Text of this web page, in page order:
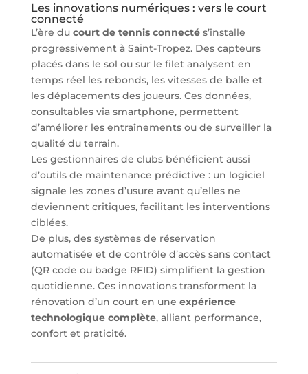
Les innovations numériques : vers le court
connecté
L’ère du court de tennis connectés’installe
progressivement à Saint-Tropez. Des capteurs
placés dans le sol ou sur le filet analysent en
temps réel les rebonds, les vitesses de balle et
les déplacements des joueurs. Ces données,
consultables via smartphone, permettent
d’améliorer les entraînements ou de surveiller la
qualité du terrain.
Les gestionnaires de clubs bénéficient aussi
d’outils de maintenance prédictive : un logiciel
signale les zones d’usure avant qu’elles ne
deviennent critiques, facilitant les interventions
ciblées.
De plus, des systèmes de réservation
automatisée et de contrôle d’accès sans contact
(QR code ou badge RFID) simplifient la gestion
quotidienne. Ces innovations transforment la
rénovation d’un court en une expérience
technologique complète, alliant performance,
confort et praticité.